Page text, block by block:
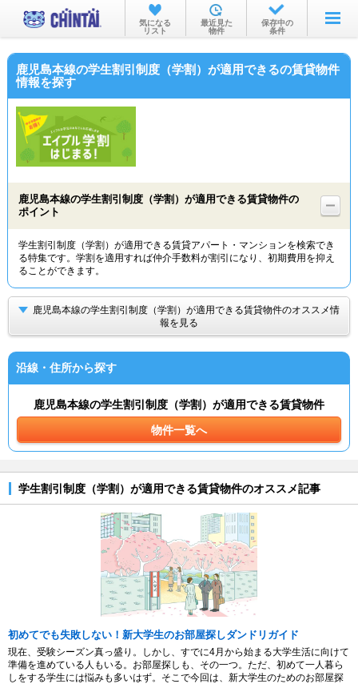
お部屋を探す
沿線・駅から
不動産会社から
気になる
リスト
最近見た
物件
保存中の
条件
鹿児島本線の学生割引制度（学割）が適用できるの賃貸物件
情報を探す
鹿児島本線の学生割引制度（学割）が適用できる賃貸物件の
ポイント
学生割引制度（学割）が適用できる賃貸アパート・マンションを検索でき
る特集です。学割を適用すれば仲介手数料が割引になり、初期費用を抑え
ることができます。
鹿児島本線の学生割引制度（学割）が適用できる賃貸物件のオススメ情
報を見る
沿線・住所から探す
鹿児島本線の学生割引制度（学割）が適用できる賃貸物件
物件一覧へ
学生割引制度（学割）が適用できる賃貸物件のオススメ記事
初めてでも失敗しない！新大学生のお部屋探しダンドリガイド
現在、受験シーズン真っ盛り。しかし、すでに4月から始まる大学生活に向けて
準備を進めている人もいる。お部屋探しも、その一つ。ただ、初めて一人暮ら
しをする学生には悩みも多いはず。そこで今回は、新大学生のためのお部屋探